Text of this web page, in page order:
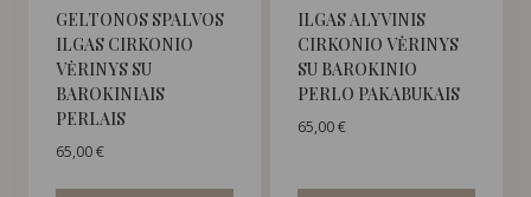
GELTONOS SPALVOS
ILGAS CIRKONIO
VĖRINYS SU
BAROKINIAIS
PERLAIS
65,00€
ILGAS ALYVINIS
CIRKONIO VĖRINYS
SU BAROKINIO
PERLO PAKABUKAIS
65,00€